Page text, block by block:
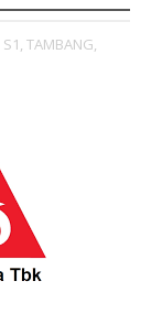
S1, TAMBANG,